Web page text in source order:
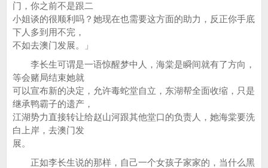
门，你之前不是跟二
小姐谈的很顺利吗？她现在也需要这方面的助力，反正你手底
下人多到用不完，
不如去澳门发展。」
李长生可谓是一语惊醒梦中人，海棠是瞬间就有了方向，
等会赌局结束她就
可以宣布新的决定，允许毒蛇堂自立，东湖帮全面收缩，只是
继承鸭霸子的遗产，
江湖势力直接转让给赵山河跟其他堂口的负责人，她海棠要洗
白上岸，去澳门发
展。
正如李长生说的那样，自己一个女孩子家家的，当什么黑